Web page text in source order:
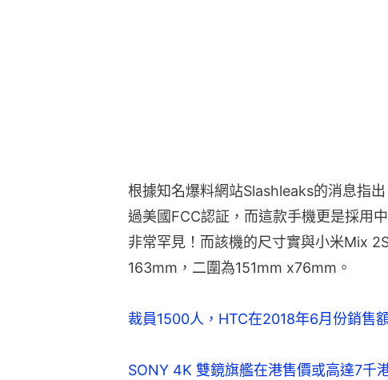
根據知名爆料網站Slashleaks的消息指
過美國FCC認証，而這款手機更是採用
非常罕見！而該機的尺寸實與小米Mix
163mm，二圍為151mm x76mm。
裁員1500人，HTC在2018年6月份銷售
SONY 4K 雙鏡旗艦在港售價或高達7千